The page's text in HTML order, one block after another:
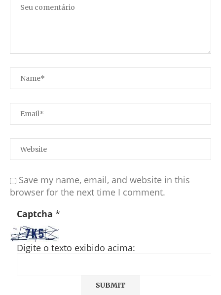
Save my name, email, and website in this
browser for the next time I comment.
Captcha *
Digite o texto exibido acima: